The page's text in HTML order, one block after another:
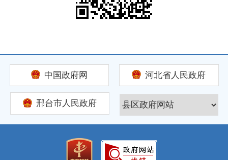
中国政府网 河北省人民政府
邢台市人民政府